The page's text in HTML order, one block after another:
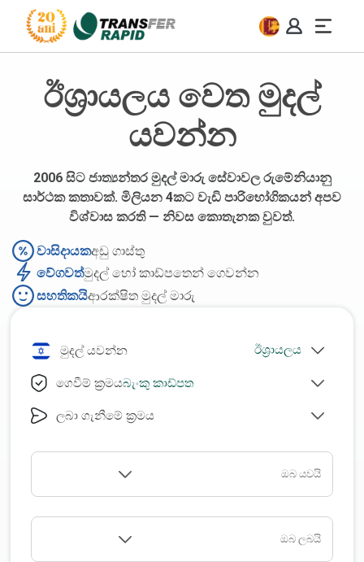
ඊශ්‍රායලය වෙත මුදල්
යවන්න
2006 සිට ජාත්‍යන්තර මුදල් මාරු සේවාවල රුමේනියානු
සාර්ථක කතාවක්. මිලියන 4කට වැඩි පාරිභෝගිකයන් අපව
විශ්වාස කරති — නිවස කොතැනක වුවත්.
වාසිදායකඅඩු ගාස්තු
වේගවත්මුදල් හෝ කාඩ්පතෙන් ගෙවන්න
සහතිකයිආරක්ෂිත මුදල් මාරු
මුදල් යවන්න
ගෙවීම් ක්‍රමයබැංකු කාඩ්පත
ලබා ගැනීමේ ක්‍රමය
ඔබ යවයි
ඔබ ලබයි